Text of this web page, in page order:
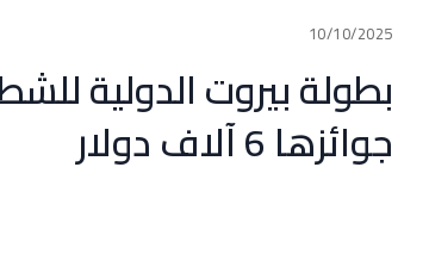
10/10/2025
بطولة بيروت الدولية
جوائزها 6 آلاف دولار